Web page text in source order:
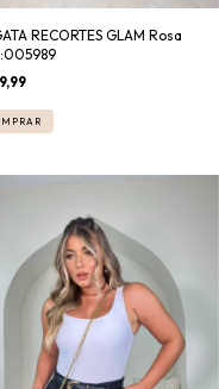
RECORTES GLAM Rosa